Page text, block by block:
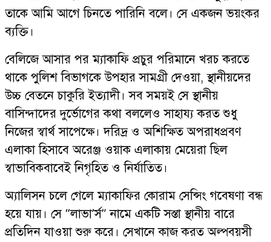
তাকে আমি আগে চিনতে পারিনি বলে। সে একজন ভয়ংকর
ব্যক্তি।
বেলিজে আসার পর ম্যাকাফি প্রচুর পরিমানে খরচ করতে
থাকে পুলিশ বিভাগকে উপহার সামগ্রী দেওয়া, স্থানীয়দের
উচ্চ বেতনে চাকুরি ইত্যাদী। সব সময়ই সে স্থানীয়
বাসিন্দাদের দুর্ভোগের কথা বললেও সাহায্য করত শুধু
নিজের স্বার্থ সাপেক্ষে। দরিদ্র ও অশিক্ষিত অপরাধপ্রবণ
এলাকা হিসাবে অরেঞ্জ ওয়াক এলাকায় মেয়েরা ছিল
স্বাভাবিকবাবেই নিগৃহিত ও নির্যাতিত।
অ্যালিসন চলে গেলে ম্যাকাফির কোরাম সেন্সিং গবেষণা বন্ধ
হয়ে যায়। সে “লাভা’র্স” নামে একটি সস্তা স্থানীয় বারে
প্রতিদিন যাওয়া শুরু করে। সেখানে কাজ করত অল্পবয়সী